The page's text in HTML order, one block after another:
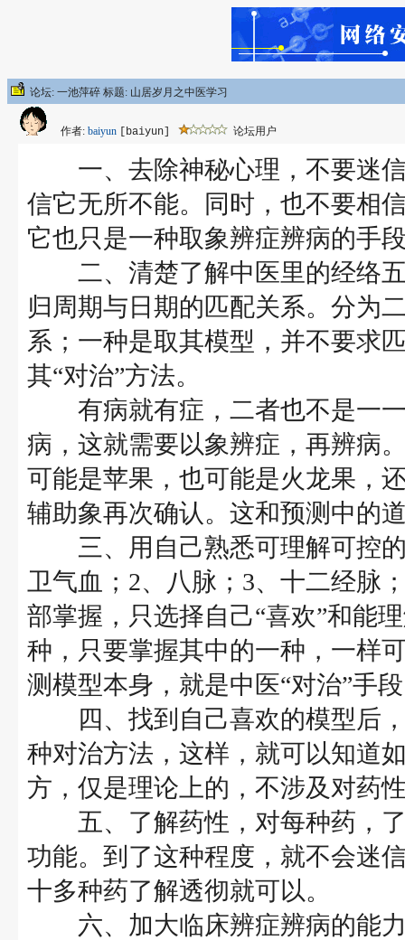
论坛: 一池萍碎 标题: 山居岁月之中医学习
作者: baiyun [baiyun] 论坛用户
一、去除神秘心理，不要迷信
信它无所不能。同时，也不要相
它也只是一种取象辨症辨病的手
二、清楚了解中医里的经络五
归周期与日期的匹配关系。分为
系；一种是取其模型，并不要求
其“对治”方法。
有病就有症，二者也不是一一
病，这就需要以象辨症，再辨病
可能是苹果，也可能是火龙果，
辅助象再次确认。这和预测中的
三、用自己熟悉可理解可控的
卫气血；2、八脉；3、十二经脉
部掌握，只选择自己“喜欢”和能
种，只要掌握其中的一种，一样
测模型本身，就是中医“对治”手
四、找到自己喜欢的模型后，
种对治方法，这样，就可以知道
方，仅是理论上的，不涉及对药
五、了解药性，对每种药，了
功能。到了这种程度，就不会迷
十多种药了解透彻就可以。
六、加大临床辨症辨病的能力